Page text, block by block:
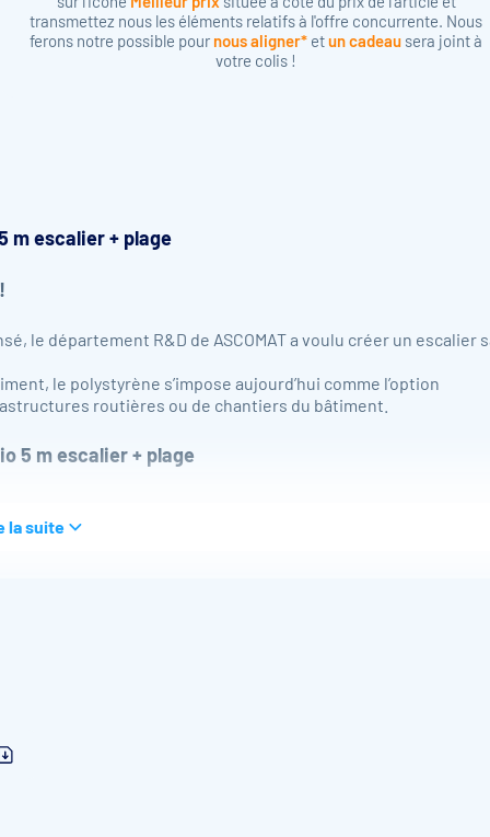
transmettez nous les éléments relatifs à l'offre concurrente. Nous
ferons notre possible pour nous aligner* etun cadeau sera joint à
votre colis !
m escalier + plage
le département R&D de ASCOMAT a voulu créer un escalier
le polystyrène s’impose aujourd’hui comme l’option
routières ou de chantiers du bâtiment.
5 m escalier + plage
la suite